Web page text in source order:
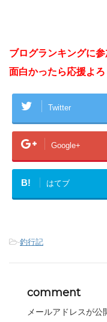
ブログランキングに参
面白かったら応援よ
Twitter
Google+
B! はてブ
-釣行記
comment
メールアドレスが公